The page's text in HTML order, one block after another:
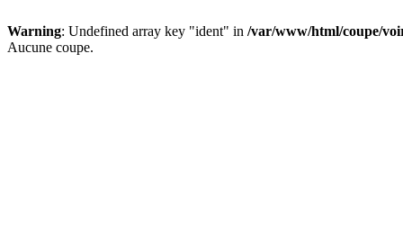
Warning: Undefined array key "ident" in /var/www/html/coupe/
Aucune coupe.